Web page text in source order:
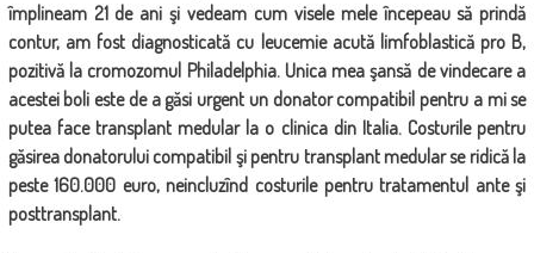
împlineam 21 de ani şi vedeam cum visele mele începeau să prindă
contur, am fost diagnosticată cu leucemie acută limfoblastică pro B,
pozitivă la cromozomul Philadelphia. Unica mea şansă de vindecare a
acestei boli este de a găsi urgent un donator compatibil pentru a mi se
putea face transplant medular la o clinica din Italia. Costurile pentru
găsirea donatorului compatibil şi pentru transplant medular se ridică la
peste 160.000 euro, neincluzînd costurile pentru tratamentul ante şi
posttransplant.